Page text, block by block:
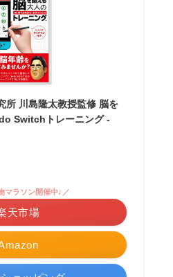
所 川島隆太教授監修 脳を
Switchトレーニング -
マラソン開催中♪／
天市場